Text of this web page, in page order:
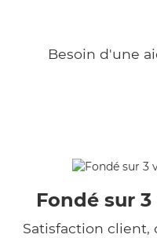
Besoin d'une
Fondé sur
Satisfaction client,